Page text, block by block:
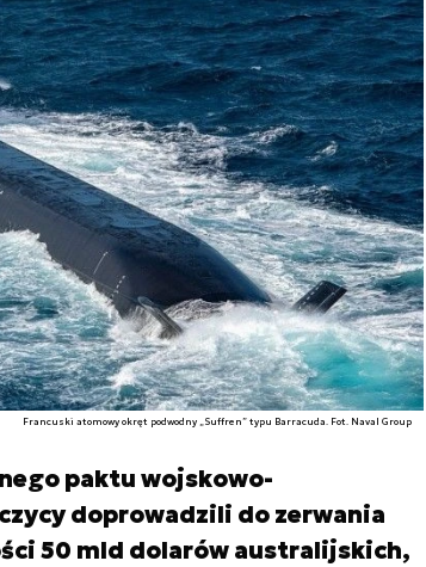
Francuski atomowy okręt podwodny „Suffren” typu Barracuda. Fot. Naval Group
paktu wojskowo-
doprowadzili do zerwania
50 mld dolarów australijskich,